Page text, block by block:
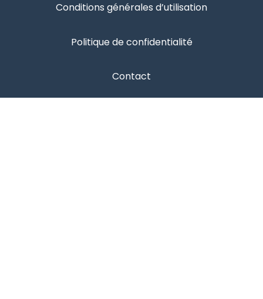
Conditions générales d’utilisation
Politique de confidentialité
Contact